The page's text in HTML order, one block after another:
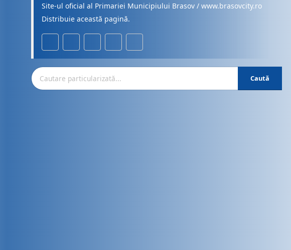
Site-ul oficial al Primariei Municipiului Brasov / www.brasovcity.ro
Distribuie această pagină.
Caută